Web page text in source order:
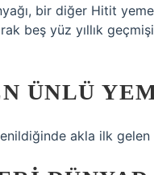
bir diğer Hitit
beş yüz yıllık
ÜNLÜ
akla ilk gelen